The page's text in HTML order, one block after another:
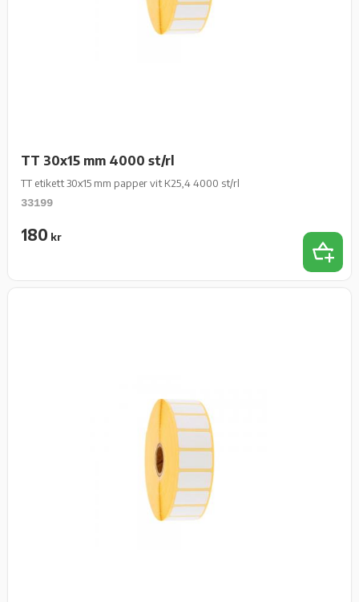
TT 30x15 mm 4000 st/rl
TT etikett 30x15 mm papper vit K25,4 4000 st/rl
33199
180 kr